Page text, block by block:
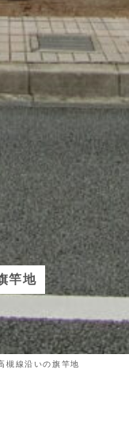
竿地
槻線沿いの旗竿地